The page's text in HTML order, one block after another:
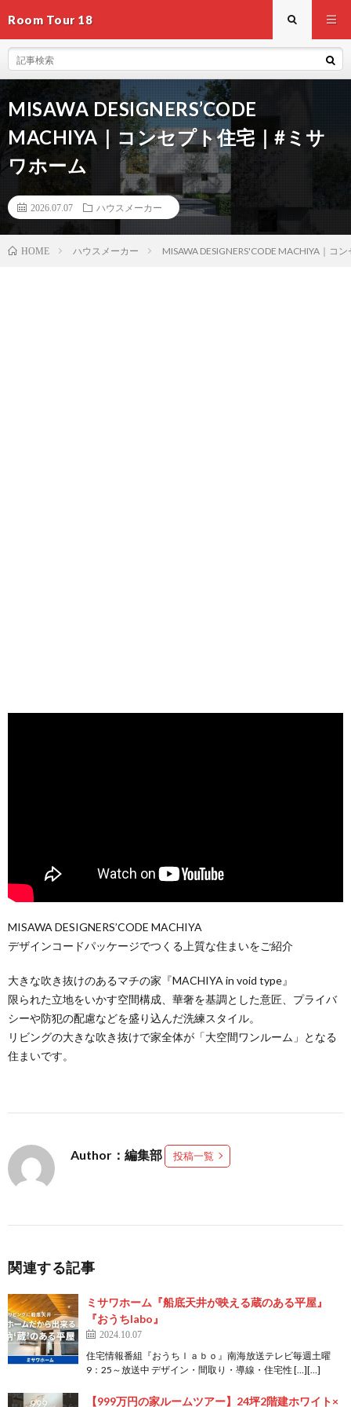
Room Tour 18
MISAWA DESIGNERS’CODE
MACHIYA｜コンセプト住宅｜#ミサ
ワホーム
2026.07.07 ハウスメーカー
HOME ハウスメーカー MISAWA DESIGNERS'CODE MACHIYA｜コ
MISAWA DESIGNERS’CODE MACHIYA
デザインコードパッケージでつくる上質な住まいをご紹介
大きな吹き抜けのあるマチの家『MACHIYA in void type』
限られた立地をいかす空間構成、華奢を基調とした意匠、プライバ
シーや防犯の配慮などを盛り込んだ洗練スタイル。
リビングの大きな吹き抜けで家全体が「大空間ワンルーム」となる
住まいです。
Author：編集部 投稿一覧
関連する記事
ミサワホーム『船底天井が映える蔵のある平屋』
『おうちlabo』
2024.10.07
住宅情報番組『おうちｌａｂｏ』南海放送テレビ毎週土曜
9：25～放送中 デザイン・間取り・導線・住宅性 […][…]
【999万円の家ルームツアー】24坪2階建ホワイト×